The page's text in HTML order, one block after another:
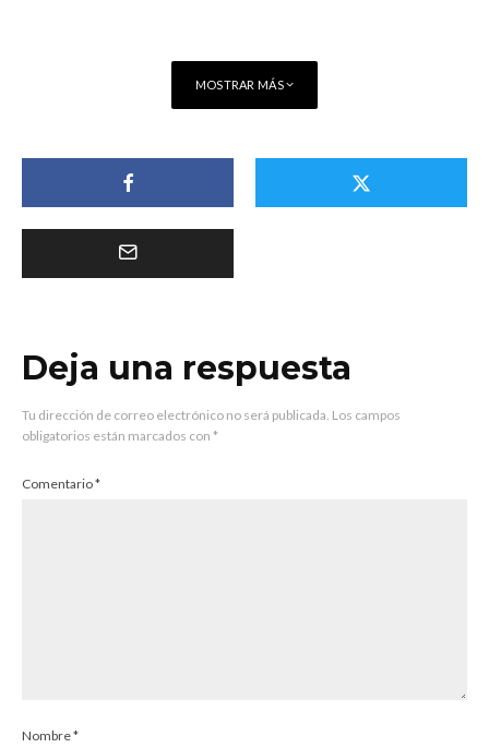
MOSTRAR MÁS
Deja una respuesta
Tu dirección de correo electrónico no será publicada. Los campos
obligatorios están marcados con *
Comentario*
Nombre*